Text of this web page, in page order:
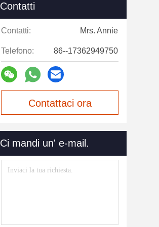
Contatti
Contatti: Mrs. Annie
Telefono: 86--17362949750
Contattaci ora
Ci mandi un' e-mail.